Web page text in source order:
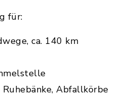
für:
ca. 140 km
Ruhebänke, Abfallkörbe